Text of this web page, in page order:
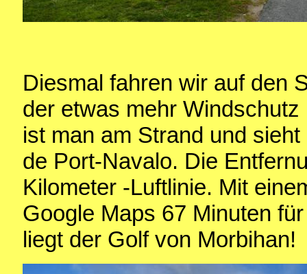
Diesmal fahren wir auf den
der etwas mehr
ist man am Strand und
de Port-Navalo. Die
Kilometer -Luftlinie. Mit
Google Maps 67 Minuten
liegt der Golf von Morbihan!